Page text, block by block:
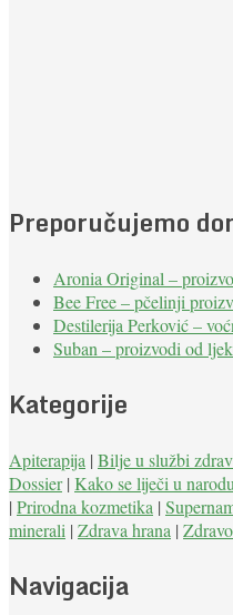
Preporučujemo
Aronia Original –
Bee Free – pčelinji
Destilerija Perković –
Suban – proizvodi od
Kategorije
Apiterapija | Bilje u službi
Dossier| Kako se liječi u narodu
| Prirodna kozmetika |
minerali | Zdrava hrana |
Navigacija